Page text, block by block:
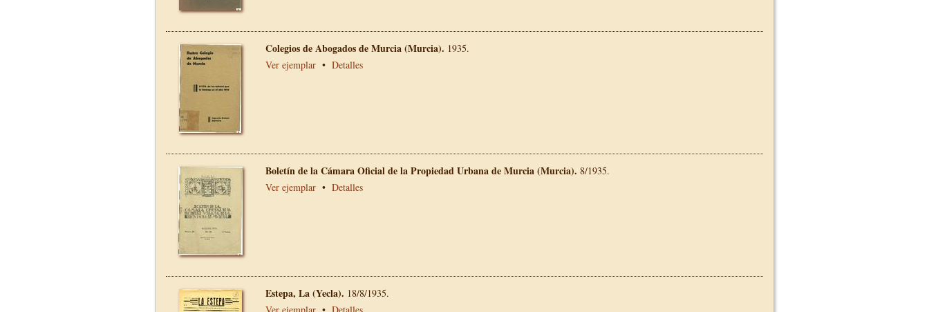
Colegios de Abogados de Murcia (Murcia). 1935.
Ver ejemplar • Detalles
Boletín de la Cámara Oficial de la Propiedad Urbana de Murcia (Murcia). 8/1935.
Ver ejemplar • Detalles
Estepa, La (Yecla). 18/8/1935.